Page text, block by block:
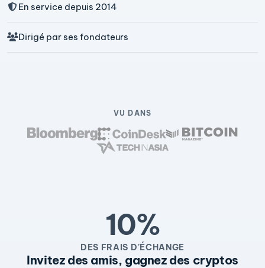
En service depuis 2014
Dirigé par ses fondateurs
VU DANS
10%
DES FRAIS D'ÉCHANGE
Invitez des amis, gagnez des cryptos